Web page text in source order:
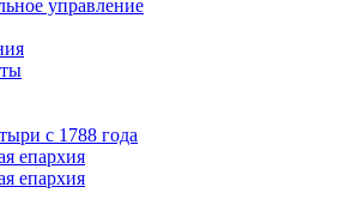
управление
с 1788 года
епархия
епархия